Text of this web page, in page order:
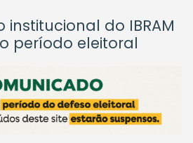
do IBRAM
período eleitoral